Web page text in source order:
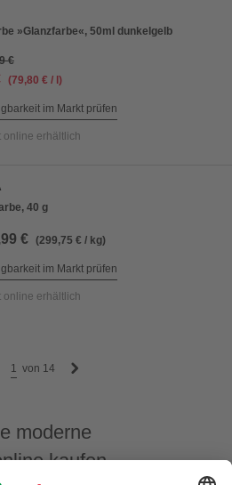
»Glanzfarbe«, 50ml dunkelgelb
€
(79,80 € / l)
im Markt prüfen
online erhältlich
40 g
€ (299,75 € / kg)
im Markt prüfen
online erhältlich
1 von 14
moderne
kaufen